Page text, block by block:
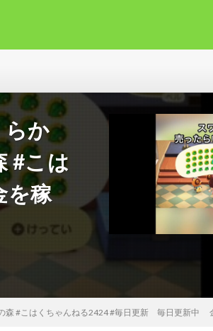
か
#こは
を稼
#こはくちゃんねる2424 #毎日更新 毎日更新中